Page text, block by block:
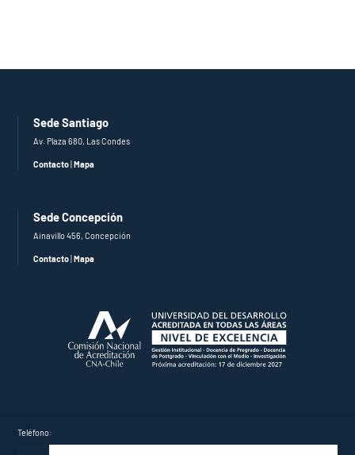
Sede Santiago
Av. Plaza 680, Las Condes
Contacto|Mapa
Sede Concepción
Ainavillo 456, Concepción
Contacto|Mapa
Teléfono: